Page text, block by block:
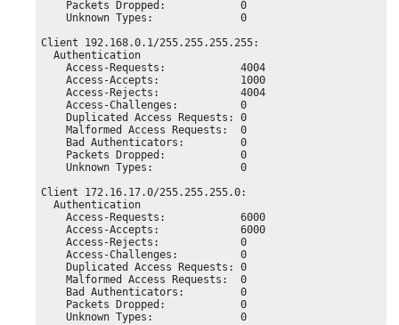
    Packets Dropped:            0
    Unknown Types:              0
Client 192.168.0.1/255.255.255.255:
  Authentication
    Access-Requests:            4004
    Access-Accepts:             1000
    Access-Rejects:             4004
    Access-Challenges:          0
    Duplicated Access Requests: 0
    Malformed Access Requests:  0
    Bad Authenticators:         0
    Packets Dropped:            0
    Unknown Types:              0
Client 172.16.17.0/255.255.255.0:
  Authentication
    Access-Requests:            6000
    Access-Accepts:             6000
    Access-Rejects:             0
    Access-Challenges:          0
    Duplicated Access Requests: 0
    Malformed Access Requests:  0
    Bad Authenticators:         0
    Packets Dropped:            0
    Unknown Types:              0